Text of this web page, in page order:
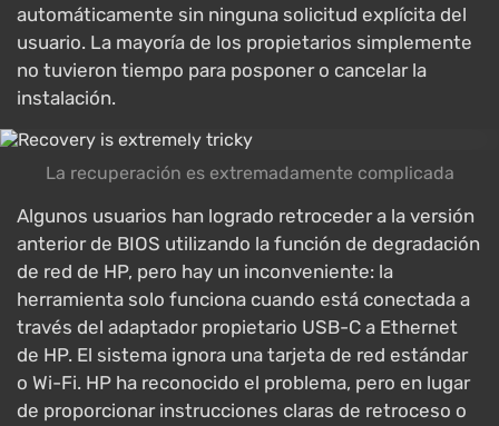
automáticamente sin ninguna solicitud explícita del
usuario. La mayoría de los propietarios simplemente
no tuvieron tiempo para posponer o cancelar la
instalación.
La recuperación es extremadamente complicada
Algunos usuarios han logrado retroceder a la versión
anterior de BIOS utilizando la función de degradación
de red de HP, pero hay un inconveniente: la
herramienta solo funciona cuando está conectada a
través del adaptador propietario USB-C a Ethernet
de HP. El sistema ignora una tarjeta de red estándar
o Wi-Fi. HP ha reconocido el problema, pero en lugar
de proporcionar instrucciones claras de retroceso o